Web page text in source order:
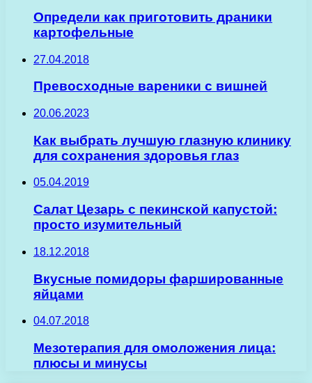
Определи как приготовить драники
картофельные
27.04.2018
Превосходные вареники с вишней
20.06.2023
Как выбрать лучшую глазную клинику
для сохранения здоровья глаз
05.04.2019
Салат Цезарь с пекинской капустой:
просто изумительный
18.12.2018
Вкусные помидоры фаршированные
яйцами
04.07.2018
Мезотерапия для омоложения лица:
плюсы и минусы